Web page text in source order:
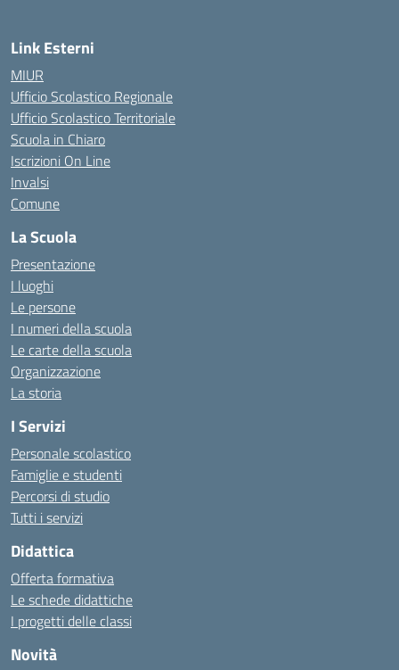
Link Esterni
MIUR
Ufficio Scolastico Regionale
Ufficio Scolastico Territoriale
Scuola in Chiaro
Iscrizioni On Line
Invalsi
Comune
La Scuola
Presentazione
I luoghi
Le persone
I numeri della scuola
Le carte della scuola
Organizzazione
La storia
I Servizi
Personale scolastico
Famiglie e studenti
Percorsi di studio
Tutti i servizi
Didattica
Offerta formativa
Le schede didattiche
I progetti delle classi
Novità